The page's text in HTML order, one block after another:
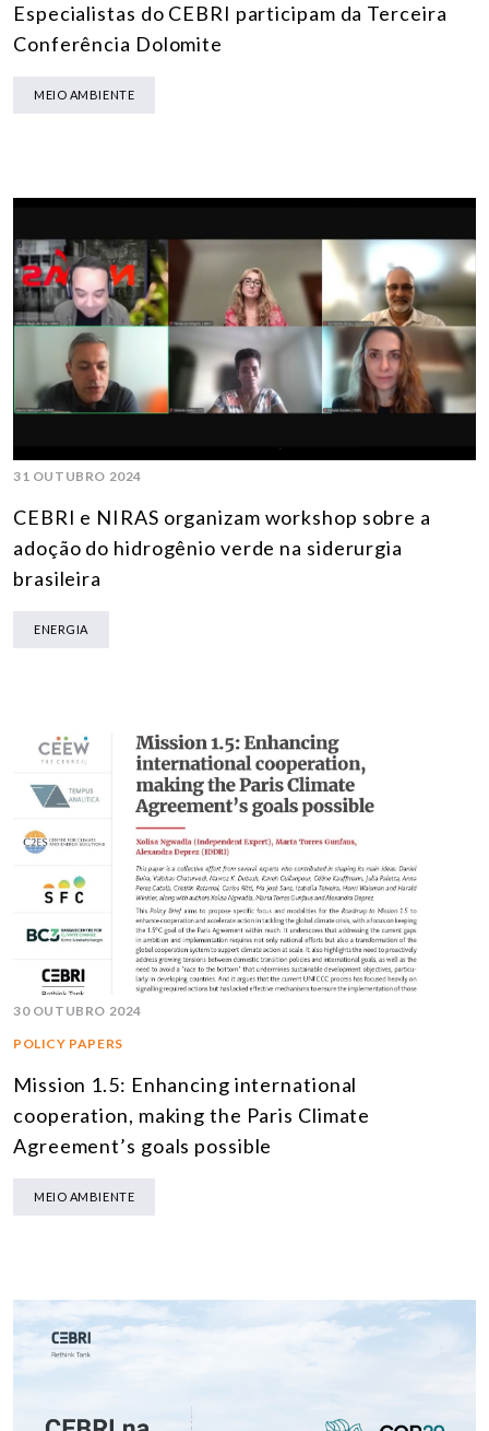
Especialistas do CEBRI participam da Terceira
Conferência Dolomite
MEIO AMBIENTE
31 OUTUBRO 2024
CEBRI e NIRAS organizam workshop sobre a
adoção do hidrogênio verde na siderurgia
brasileira
ENERGIA
30 OUTUBRO 2024
POLICY PAPERS
Mission 1.5: Enhancing international
cooperation, making the Paris Climate
Agreement’s goals possible
MEIO AMBIENTE